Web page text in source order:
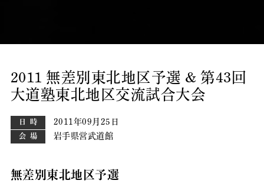
2011 無差別東北地区予選 & 第43回
大道塾東北地区交流試合大会
日時 2011年09月25日
会場 岩手県営武道館
無差別東北地区予選